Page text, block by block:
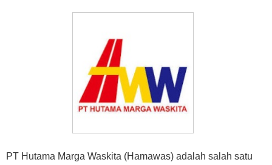
PT Hutama Marga Waskita (Hamawas) adalah salah satu